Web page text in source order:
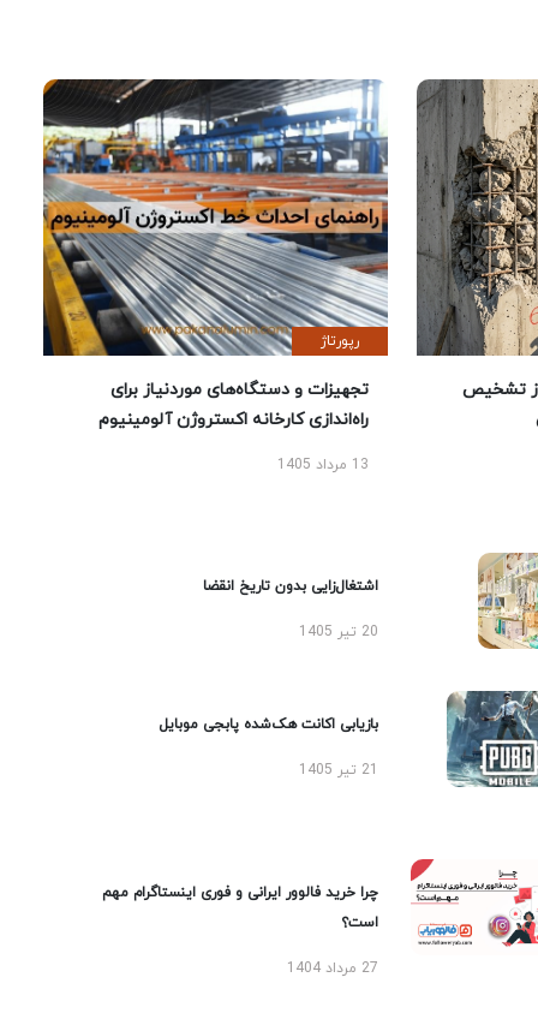
تشخیص
رپورتاژ
تجهیزات و دستگاه‌های موردنیاز برای
راه‌اندازی کارخانه اکستروژن آلومینیوم
13 مرداد 1405
اشتغال‌زایی بدون تاریخ انقضا
20 تیر 1405
بازیابی اکانت هک‌شده پابجی موبایل
چرا خرید فالوور ایرانی و فوری اینستاگرام مهم
است؟
27 مرداد 1404